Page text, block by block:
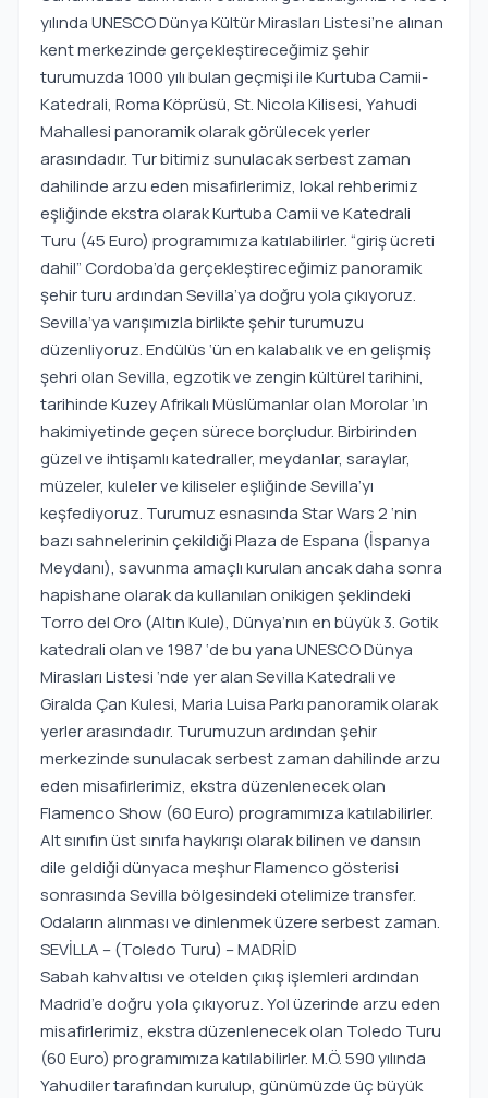
yılında UNESCO Dünya Kültür Mirasları Listesi’ne alınan
kent merkezinde gerçekleştireceğimiz şehir
turumuzda 1000 yılı bulan geçmişi ile Kurtuba Camii-
Katedrali, Roma Köprüsü, St. Nicola Kilisesi, Yahudi
Mahallesi panoramik olarak görülecek yerler
arasındadır. Tur bitimiz sunulacak serbest zaman
dahilinde arzu eden misafirlerimiz, lokal rehberimiz
eşliğinde ekstra olarak Kurtuba Camii ve Katedrali
Turu (45 Euro) programımıza katılabilirler. “giriş ücreti
dahil” Cordoba’da gerçekleştireceğimiz panoramik
şehir turu ardından Sevilla’ya doğru yola çıkıyoruz.
Sevilla’ya varışımızla birlikte şehir turumuzu
düzenliyoruz. Endülüs ‘ün en kalabalık ve en gelişmiş
şehri olan Sevilla, egzotik ve zengin kültürel tarihini,
tarihinde Kuzey Afrikalı Müslümanlar olan Morolar ‘ın
hakimiyetinde geçen sürece borçludur. Birbirinden
güzel ve ihtişamlı katedraller, meydanlar, saraylar,
müzeler, kuleler ve kiliseler eşliğinde Sevilla’yı
keşfediyoruz. Turumuz esnasında Star Wars 2 ‘nin
bazı sahnelerinin çekildiği Plaza de Espana (İspanya
Meydanı), savunma amaçlı kurulan ancak daha sonra
hapishane olarak da kullanılan onikigen şeklindeki
Torro del Oro (Altın Kule), Dünya’nın en büyük 3. Gotik
katedrali olan ve 1987 ‘de bu yana UNESCO Dünya
Mirasları Listesi ‘nde yer alan Sevilla Katedrali ve
Giralda Çan Kulesi, Maria Luisa Parkı panoramik olarak
yerler arasındadır. Turumuzun ardından şehir
merkezinde sunulacak serbest zaman dahilinde arzu
eden misafirlerimiz, ekstra düzenlenecek olan
Flamenco Show (60 Euro) programımıza katılabilirler.
Alt sınıfın üst sınıfa haykırışı olarak bilinen ve dansın
dile geldiği dünyaca meşhur Flamenco gösterisi
sonrasında Sevilla bölgesindeki otelimize transfer.
Odaların alınması ve dinlenmek üzere serbest zaman.
SEVİLLA – (Toledo Turu) – MADRİD
Sabah kahvaltısı ve otelden çıkış işlemleri ardından
Madrid’e doğru yola çıkıyoruz. Yol üzerinde arzu eden
misafirlerimiz, ekstra düzenlenecek olan Toledo Turu
(60 Euro) programımıza katılabilirler. M.Ö. 590 yılında
Yahudiler tarafından kurulup, günümüzde üç büyük